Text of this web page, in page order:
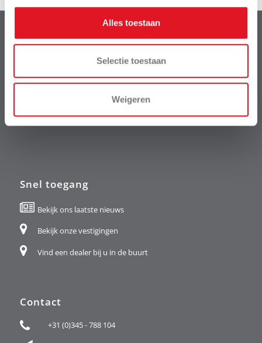
Alles toestaan
Selectie toestaan
Weigeren
Snel toegang
Bekijk ons laatste nieuws
Bekijk onze vestigingen
Vind een dealer bij u in de buurt
Contact
+31 (0)345 - 788 104